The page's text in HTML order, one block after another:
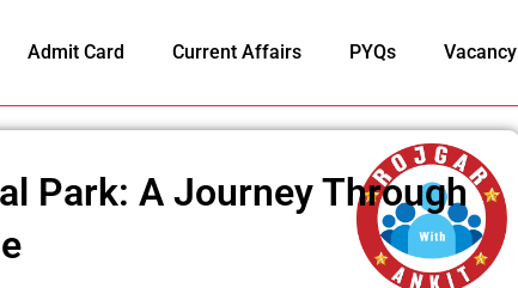
Admit Card Current Affairs PYQs Vacancy
Park: A Journey Through